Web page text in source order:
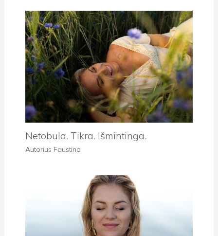
Netobula. Tikra. Išmintinga.
Autorius Faustina